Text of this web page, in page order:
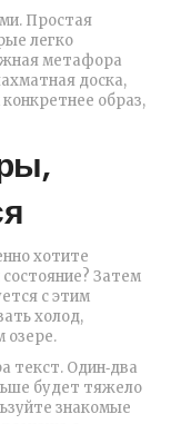
Простая
легко
метафора
доска,
образ,
хотите
Затем
с этим
холод,
озере.
текст. Один‑два
будет тяжело
знакомые